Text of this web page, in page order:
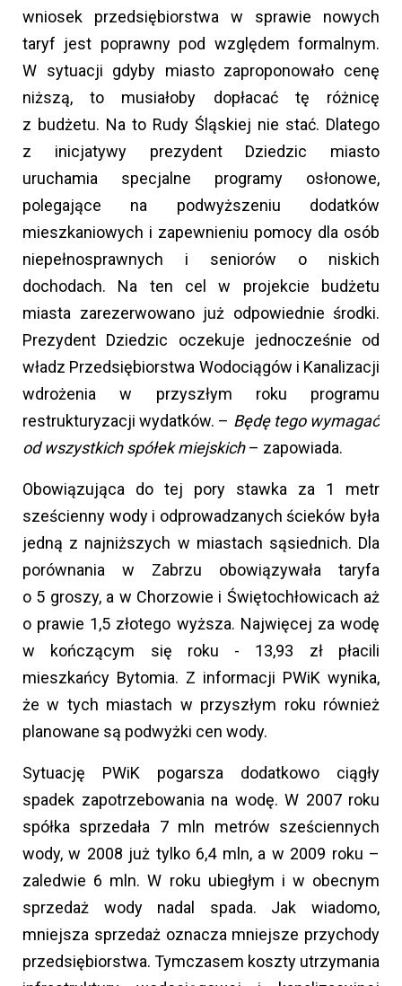
wniosek przedsiębiorstwa w sprawie nowych
taryf jest poprawny pod względem formalnym.
W sytuacji gdyby miasto zaproponowało cenę
niższą, to musiałoby dopłacać tę różnicę
z budżetu. Na to Rudy Śląskiej nie stać. Dlatego
z inicjatywy prezydent Dziedzic miasto
uruchamia specjalne programy osłonowe,
polegające na podwyższeniu dodatków
mieszkaniowych i zapewnieniu pomocy dla osób
niepełnosprawnych i seniorów o niskich
dochodach. Na ten cel w projekcie budżetu
miasta zarezerwowano już odpowiednie środki.
Prezydent Dziedzic oczekuje jednocześnie od
władz Przedsiębiorstwa Wodociągów i Kanalizacji
wdrożenia w przyszłym roku programu
restrukturyzacji wydatków. – Będę tego wymagać
od wszystkich spółek miejskich– zapowiada.
Obowiązująca do tej pory stawka za 1 metr
sześcienny wody i odprowadzanych ścieków była
jedną z najniższych w miastach sąsiednich. Dla
porównania w Zabrzu obowiązywała taryfa
o 5 groszy, a w Chorzowie i Świętochłowicach aż
o prawie 1,5 złotego wyższa. Najwięcej za wodę
w kończącym się roku - 13,93 zł płacili
mieszkańcy Bytomia. Z informacji PWiK wynika,
że w tych miastach w przyszłym roku również
planowane są podwyżki cen wody.
Sytuację PWiK pogarsza dodatkowo ciągły
spadek zapotrzebowania na wodę. W 2007 roku
spółka sprzedała 7 mln metrów sześciennych
wody, w 2008 już tylko 6,4 mln, a w 2009 roku –
zaledwie 6 mln. W roku ubiegłym i w obecnym
sprzedaż wody nadal spada. Jak wiadomo,
mniejsza sprzedaż oznacza mniejsze przychody
przedsiębiorstwa. Tymczasem koszty utrzymania